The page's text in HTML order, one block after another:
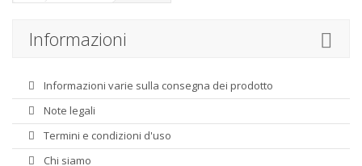
Informazioni
Informazioni varie sulla consegna dei prodotto
Note legali
Termini e condizioni d'uso
Chi siamo